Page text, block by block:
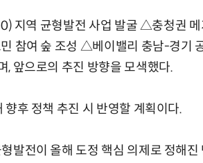
지역 균형발전 사업 발굴 △충청권
참여 숲 조성 △베이밸리 충남-경기
, 앞으로의 추진 방향을 모색했다.
후 정책 추진 시 반영할 계획이다.
발전이 올해 도정 핵심 의제로 정해진